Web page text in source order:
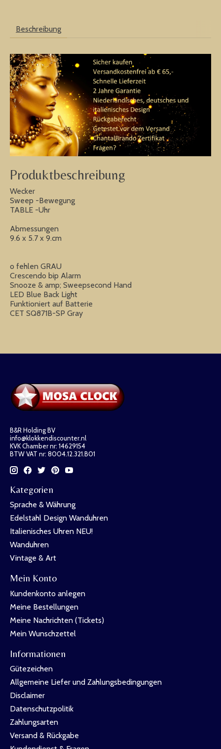
Beschreibung
Produktbeschreibung
Wecker
Sweep -Bewegung
TABLE -Uhr
Abmessungen
9.6 x 5.7 x 9.cm
o fehlen GRAU
Crescendo bip Alarm
Snooze & amp; Sweepsecond Hand
LED Blue Back Light
Funktioniert auf Batterie
CET SQ871B-SP Gray
B&R Holding BV
info@klokkendiscounter.nl
KVK Chamber nr: 14629154
BTW VAT nr: 8004.12.321.B01
Kategorien
Sprache & Währung
Edelstahl Design Wanduhren
Italienisches Uhren NEU!
Wanduhren
Vintage & Art
Mein Konto
Kundenkonto anlegen
Meine Bestellungen
Meine Nachrichten (Tickets)
Mein Wunschzettel
Informationen
Gütezeichen
Allgemeine Liefer und Zahlungsbedingungen
Disclaimer
Datenschutzpolitik
Zahlungsarten
Versand & Rückgabe